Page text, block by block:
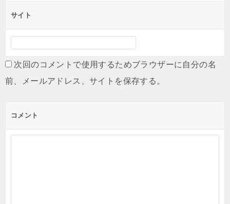
サイト
次回のコメントで使用するためブラウザーに自分の名
前、メールアドレス、サイトを保存する。
コメント